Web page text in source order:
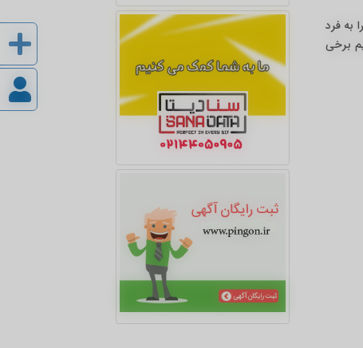
به فرد
برخی